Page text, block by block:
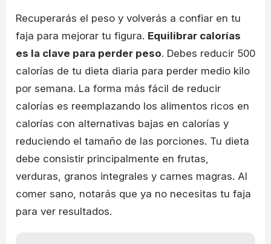
Recuperarás el peso y volverás a confiar en tu
faja para mejorar tu figura. Equilibrar calorías
es la clave para perder peso. Debes reducir 500
calorías de tu dieta diaria para perder medio kilo
por semana. La forma más fácil de reducir
calorías es reemplazando los alimentos ricos en
calorías con alternativas bajas en calorías y
reduciendo el tamaño de las porciones. Tu dieta
debe consistir principalmente en frutas,
verduras, granos integrales y carnes magras. Al
comer sano, notarás que ya no necesitas tu faja
para ver resultados.